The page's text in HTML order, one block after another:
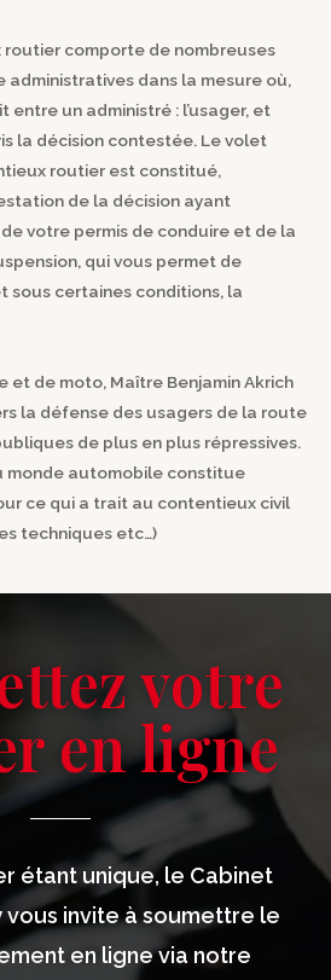
routier comporte de nombreuses
administratives dans la mesure où,
un administré : l’usager, et
la décision contestée. Le volet
routier est constitué,
de la décision ayant
votre permis de conduire et de la
qui vous permet de
sous certaines conditions, la
et de moto, Maître Benjamin Akrich
la défense des usagers de la route
de plus en plus répressives.
monde automobile constitue
ce qui a trait au contentieux civil
techniques etc…)
votre
en ligne
étant unique, le Cabinet
vous invite à soumettre le
en ligne via notre